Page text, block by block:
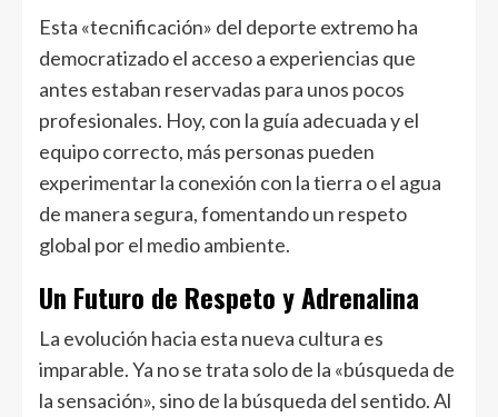
Esta «tecnificación» del deporte extremo ha
democratizado el acceso a experiencias que
antes estaban reservadas para unos pocos
profesionales. Hoy, con la guía adecuada y el
equipo correcto, más personas pueden
experimentar la conexión con la tierra o el agua
de manera segura, fomentando un respeto
global por el medio ambiente.
Un Futuro de Respeto y Adrenalina
La evolución hacia esta nueva cultura es
imparable. Ya no se trata solo de la «búsqueda de
la sensación», sino de la búsqueda del sentido. Al